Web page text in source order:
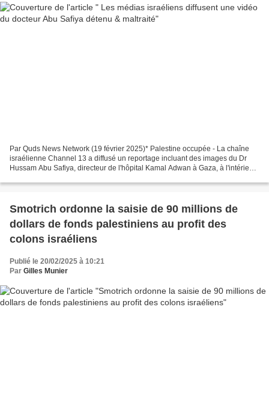
Par Quds News Network (19 février 2025)* Palestine occupée - La chaîne
israélienne Channel 13 a diffusé un reportage incluant des images du Dr
Hussam Abu Safiya, directeur de l'hôpital Kamal Adwan à Gaza, à l'intérieur
Smotrich ordonne la saisie de 90 millions de
dollars de fonds palestiniens au profit des
colons israéliens
Publié le 20/02/2025 à 10:21
Par Gilles Munier